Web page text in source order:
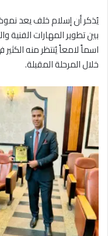
يُذكر أن إسلام خلف يعد
بين تطوير المهارات الفنية
اسماً لامعاً يُنتظر منه
خلال المرحلة المقبلة.